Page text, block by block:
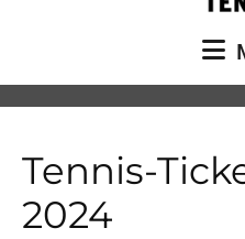
Tennis-
2024